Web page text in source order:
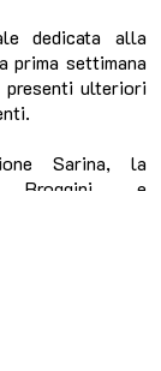
dedicata alla
prima settimana
presenti ulteriori
Sarina, la
Broggini e